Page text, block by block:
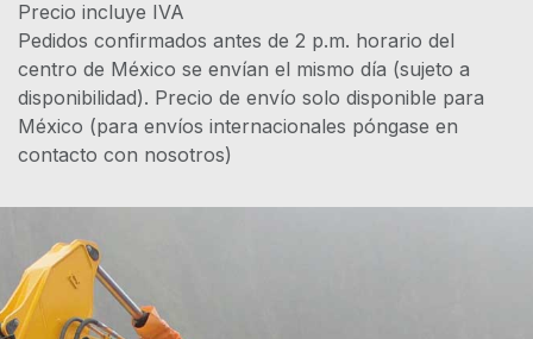
Precio incluye IVA
Pedidos confirmados antes de 2 p.m. horario del
centro de México se envían el mismo día (sujeto a
disponibilidad). Precio de envío solo disponible para
México (para envíos internacionales póngase en
contacto con nosotros)